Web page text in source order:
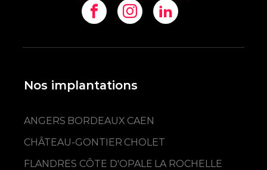
Nos implantations
ANGERS BORDEAUX CAEN
CHÂTEAU-GONTIER CHOLET
FLANDRES CÔTE D'OPALE LA ROCHELLE